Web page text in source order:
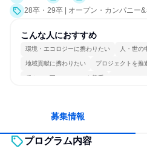
28卒・29卒 | オープン・カンパニー
界研究]、仕事体験）
こんな人におすすめ
環境・エコロジーに携わりたい 人・世の
地域貢献に携わりたい プロジェクトを推
穏やかで互いのペースを尊重 コミュニケ
募集情報
プログラム内容